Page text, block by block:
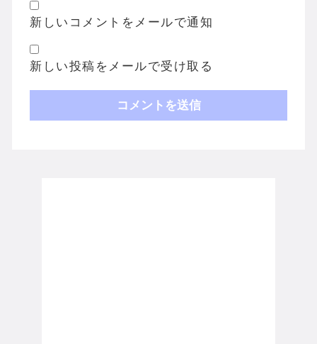
新しいコメントをメールで通知
新しい投稿をメールで受け取る